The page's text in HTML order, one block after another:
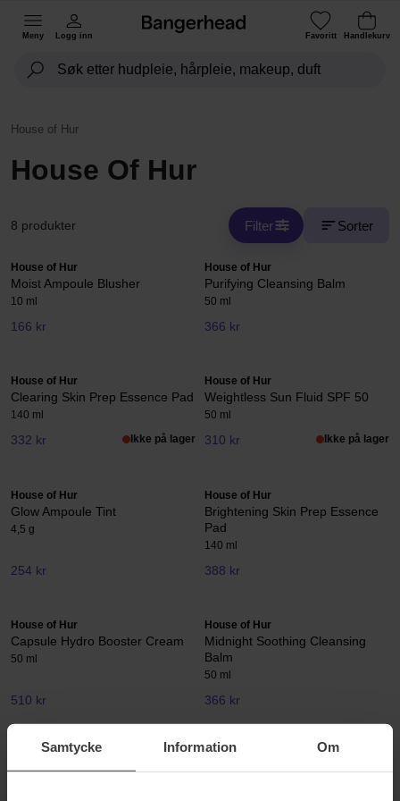
Samtycke Information Om
Meny Logg inn Favoritt Handlekurv
House of Hur
House Of Hur
8 produkter Filter Sorter
House of Hur
Moist Ampoule Blusher
10 ml
166 kr
House of Hur
Purifying Cleansing Balm
50 ml
366 kr
House of Hur
Clearing Skin Prep Essence Pad
140 ml
332 kr Ikke på lager
House of Hur
Weightless Sun Fluid SPF 50
50 ml
310 kr Ikke på lager
House of Hur
Glow Ampoule Tint
4,5 g
254 kr
House of Hur
Brightening Skin Prep Essence
Pad
140 ml
388 kr
House of Hur
Capsule Hydro Booster Cream
50 ml
510 kr
House of Hur
Midnight Soothing Cleansing
Balm
50 ml
366 kr
HOUSE OF HUR